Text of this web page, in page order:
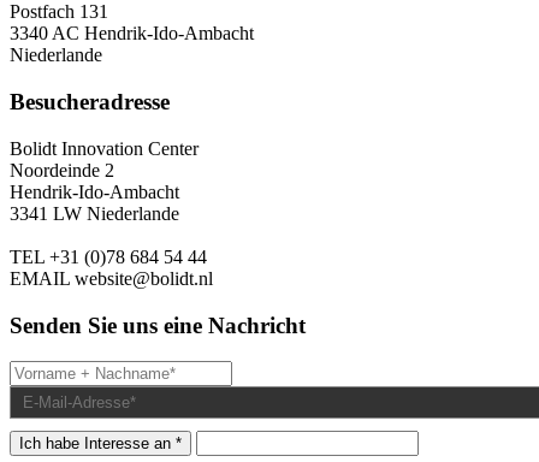
Postfach 131
3340 AC Hendrik-Ido-Ambacht
Niederlande
Besucheradresse
Bolidt Innovation Center
Noordeinde 2
Hendrik-Ido-Ambacht
3341 LW Niederlande
TEL +31 (0)78 684 54 44
EMAIL website@bolidt.nl
Senden Sie uns eine Nachricht
Ich habe Interesse an *